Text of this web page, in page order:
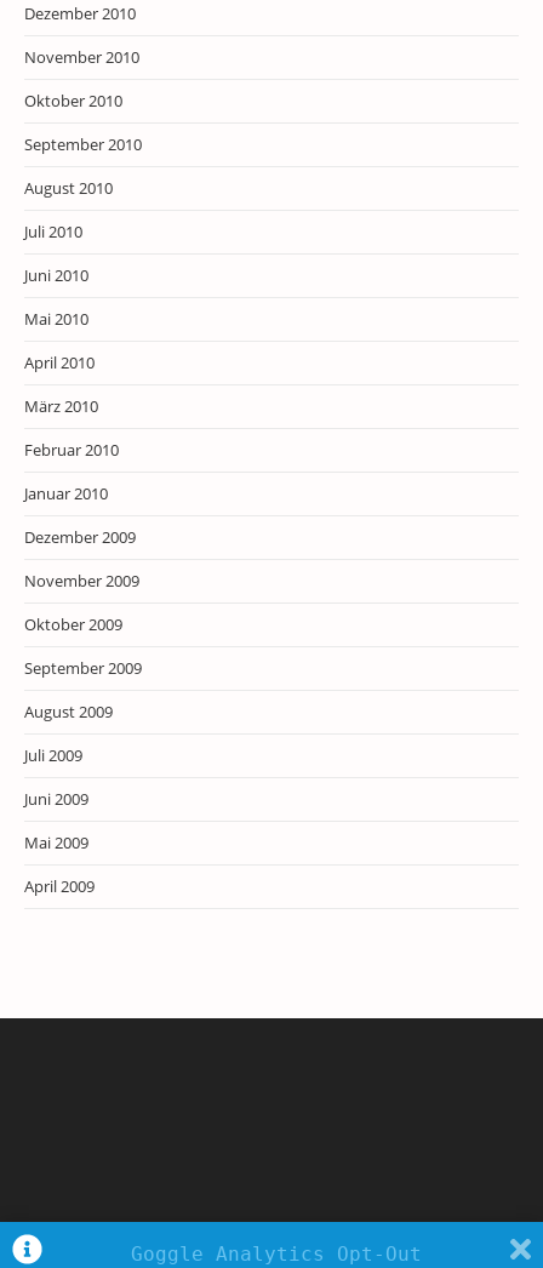
Dezember 2010
November 2010
Oktober 2010
September 2010
August 2010
Juli 2010
Juni 2010
Mai 2010
April 2010
März 2010
Februar 2010
Januar 2010
Dezember 2009
November 2009
Oktober 2009
September 2009
August 2009
Juli 2009
Juni 2009
Mai 2009
April 2009
Copyright - WordPress Theme by OceanWP
Goggle Analytics Opt-Out